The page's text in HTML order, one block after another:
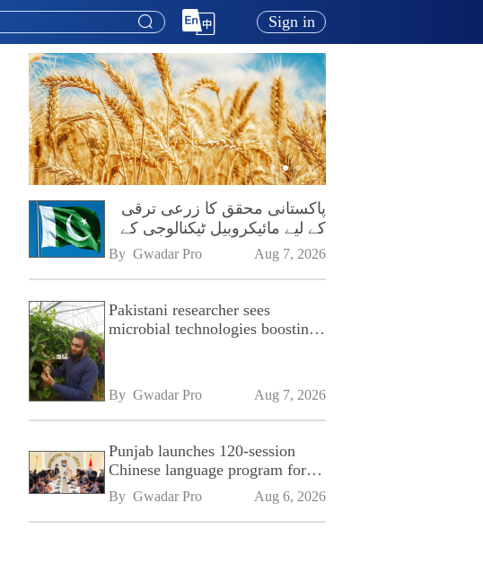
Sign in
پاکستانی محقق کا زرعی ترقی
کے لیے مائیکروبیل ٹیکنالوجی کے
فروغ پر زور
By Gwadar Pro Aug 7, 2026
Pakistani researcher sees
microbial technologies boosting
By Gwadar Pro Aug 7, 2026
Punjab launches 120-session
Chinese language program for
SPU
By Gwadar Pro Aug 6, 2026